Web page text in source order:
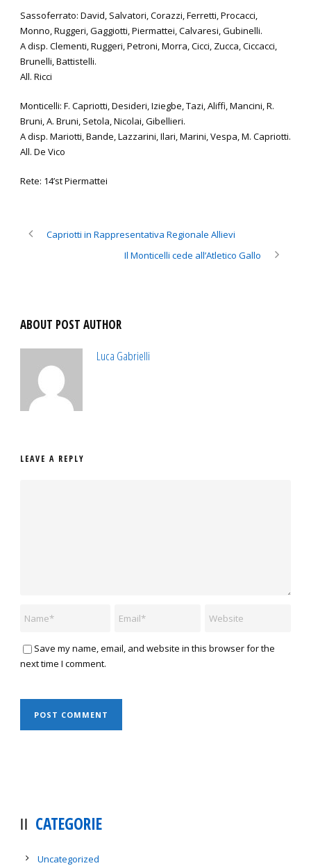
Sassoferrato: David, Salvatori, Corazzi, Ferretti, Procacci,
Monno, Ruggeri, Gaggiotti, Piermattei, Calvaresi, Gubinelli.
A disp. Clementi, Ruggeri, Petroni, Morra, Cicci, Zucca, Ciccacci,
Brunelli, Battistelli.
All. Ricci
Monticelli: F. Capriotti, Desideri, Iziegbe, Tazi, Aliffi, Mancini, R.
Bruni, A. Bruni, Setola, Nicolai, Gibellieri.
A disp. Mariotti, Bande, Lazzarini, Ilari, Marini, Vespa, M. Capriotti.
All. De Vico
Rete: 14’st Piermattei
Capriotti in Rappresentativa Regionale Allievi
Il Monticelli cede all’Atletico Gallo
ABOUT POST AUTHOR
Luca Gabrielli
LEAVE A REPLY
Save my name, email, and website in this browser for the
next time I comment.
CATEGORIE
Uncategorized